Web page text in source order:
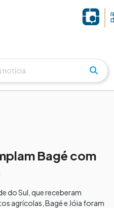
Bagé com
do Sul, que receberam
agrícolas, Bagé e Jóia foram